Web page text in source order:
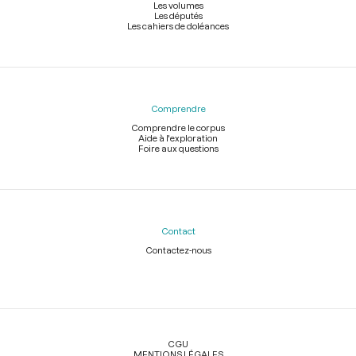
Les volumes
Les députés
Les cahiers de doléances
Comprendre
Comprendre le corpus
Aide à l'exploration
Foire aux questions
Contact
Contactez-nous
Légal
CGU